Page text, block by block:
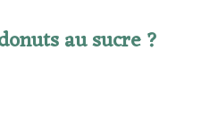
au sucre ?